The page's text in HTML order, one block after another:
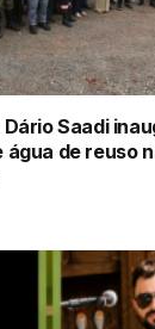
Saadi
de reuso